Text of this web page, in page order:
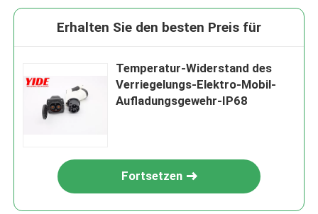
Erhalten Sie den besten Preis für
Temperatur-Widerstand des
Verriegelungs-Elektro-Mobil-
Aufladungsgewehr-IP68
Fortsetzen